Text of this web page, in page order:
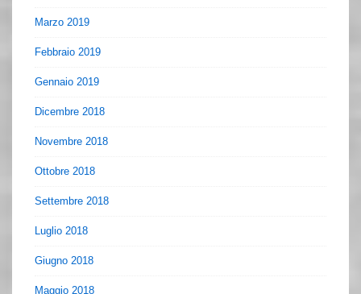
Marzo 2019
Febbraio 2019
Gennaio 2019
Dicembre 2018
Novembre 2018
Ottobre 2018
Settembre 2018
Luglio 2018
Giugno 2018
Maggio 2018